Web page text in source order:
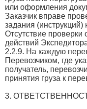
или оформления
Заказчик вправе
задания (инструкций)
Отсутствие проверки
действий
2.2.9. На каждую
Перевозчиком, где
получатель,
принятия груза к
3.